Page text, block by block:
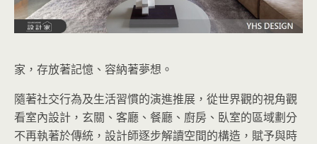
家，存放著記憶、容納著夢想。
隨著社交行為及生活習慣的演進推展，從世界觀的視角觀
看室內設計，玄關、客廳、餐廳、廚房、臥室的區域劃分
不再執著於傳統，設計師逐步解讀空間的構造，賦予與時